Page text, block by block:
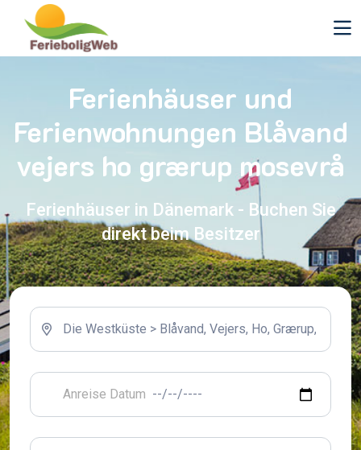
Ferienhäuser und
Ferienwohnungen Blåvand
vejers ho grærup mosevrå
Ferienhäuser in Dänemark - Buchen Sie
direkt beim Besitzer